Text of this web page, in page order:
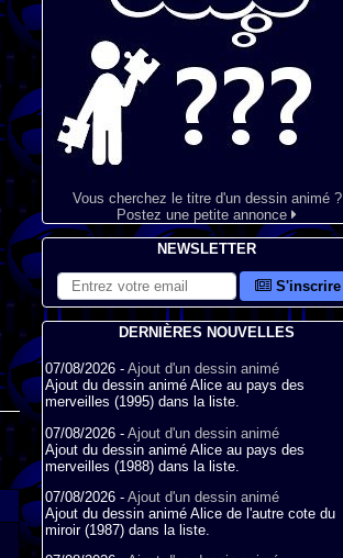
Vous cherchez le titre d'un dessin animé ?
Postez une petite annonce
NEWSLETTER
S'inscrire
DERNIÈRES NOUVELLES
07/08/2026 - Ajout d'un dessin animé
Ajout du dessin animé Alice au pays des
merveilles (1995) dans la liste.
07/08/2026 - Ajout d'un dessin animé
Ajout du dessin animé Alice au pays des
merveilles (1988) dans la liste.
07/08/2026 - Ajout d'un dessin animé
Ajout du dessin animé Alice de l'autre cote du
miroir (1987) dans la liste.